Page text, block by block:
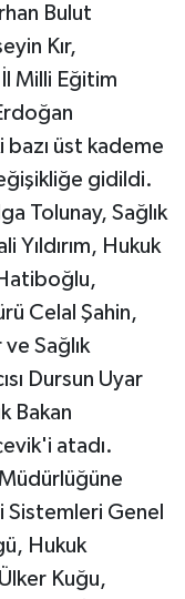
Bulut
Kır,
Milli Eğitim
bazı üst kademe
gidildi.
Tolunay, Sağlık
Yıldırım, Hukuk
Celal Şahin,
Sağlık
Dursun Uyar
Bakan
atadı.
Sistemleri Genel
Hukuk
Kuğu,